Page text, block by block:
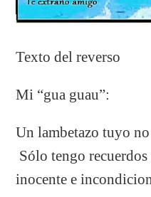
Texto del reverso
Mi “gua guau”:
Un lambetazo tuyo
Sólo tengo
inocente e